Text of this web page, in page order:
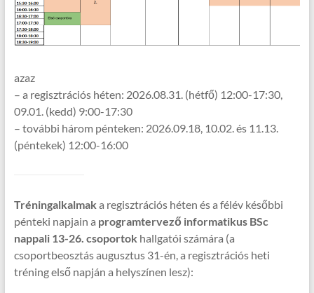
azaz
– a regisztrációs héten: 2026.08.31. (hétfő) 12:00-17:30,
09.01. (kedd) 9:00-17:30
– további három pénteken: 2026.09.18, 10.02. és 11.13.
(péntekek) 12:00-16:00
Tréningalkalmak a regisztrációs héten és a félév későbbi
pénteki napjain a programtervező informatikus BSc
nappali 13-26. csoportok hallgatói számára (a
csoportbeosztás augusztus 31-én, a regisztrációs heti
tréning első napján a helyszínen lesz):